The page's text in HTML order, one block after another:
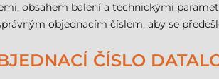
obsahem balení a technickými
objednacím číslem, aby se
ČÍSLO